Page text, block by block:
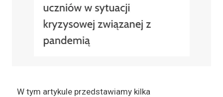
W tym artykule przedstawiamy kilka